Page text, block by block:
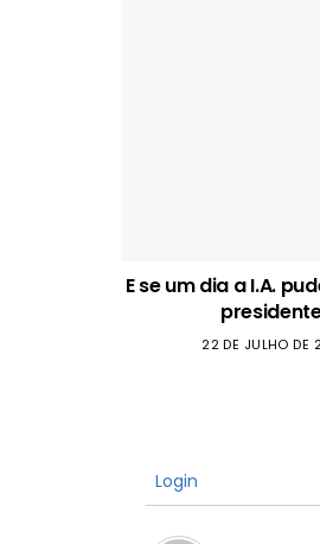
E se um dia a I.A.
22 DE JULHO DE
Login